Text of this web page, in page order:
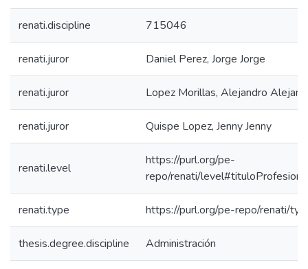
renati.discipline 715046
renati.juror Daniel Perez, Jorge Jorge
renati.juror Lopez Morillas, Alejandro
renati.juror Quispe Lopez, Jenny Jenny
renati.level
https://purl.org/pe-
repo/renati/
renati.type https://purl.org/pe-repo/renati/
thesis.degree.discipline Administración